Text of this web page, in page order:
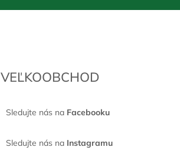
VEĽKOOBCHOD
Sledujte nás na Facebooku
Sledujte nás na Instagramu